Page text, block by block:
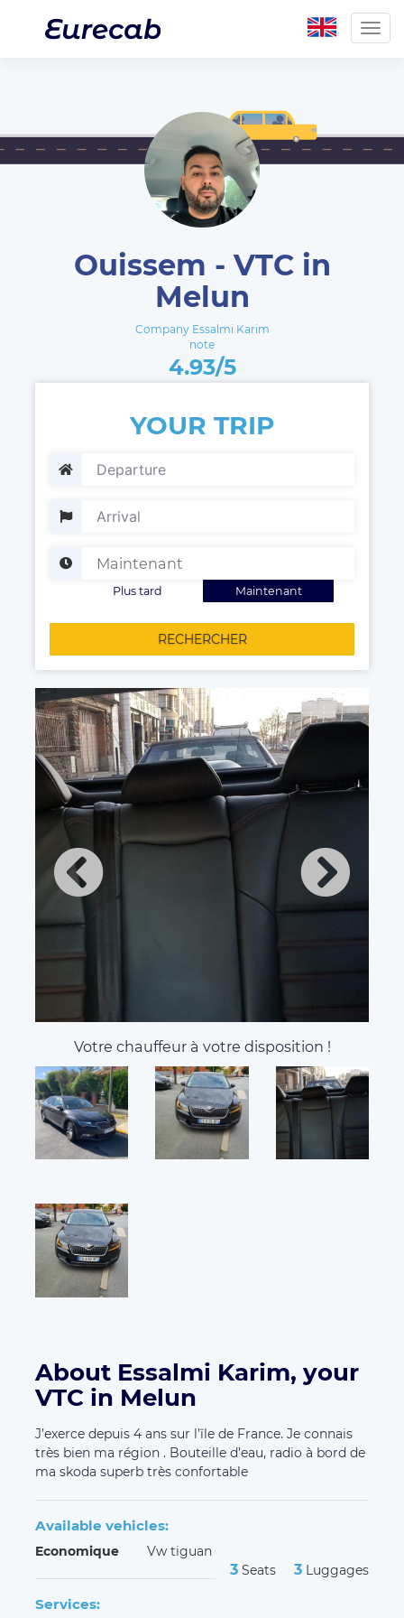
Ouissem - VTC in
Melun
Company Essalmi Karim
note
4.93/5
YOUR TRIP
Maintenant
Plus tard
RECHERCHER
Votre chauffeur à votre disposition !
About Essalmi Karim, your
VTC in Melun
J’exerce depuis 4 ans sur l’île de France. Je connais
très bien ma région . Bouteille d’eau, radio à bord de
ma skoda superb très confortable
Available vehicles:
Economique Vw tiguan
3 Seats 3 Luggages
Services: